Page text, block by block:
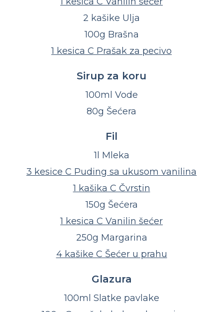
2 kašike Ulja
100g Brašna
1 kesica C Prašak za pecivo
Sirup za koru
100ml Vode
80g Šećera
Fil
1l Mleka
3 kesice C Puding sa ukusom vanilina
1 kašika C Čvrstin
150g Šećera
1 kesica C Vanilin šećer
250g Margarina
4 kašike C Šećer u prahu
Glazura
100ml Slatke pavlake